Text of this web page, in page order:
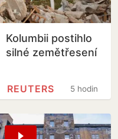
Kolumbii postihlo
silné zemětřesení
5 hodin
REUTERS